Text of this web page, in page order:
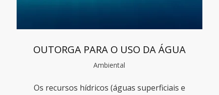
OUTORGA PARA O USO DA ÁGUA
Ambiental
Os recursos hídricos (águas superficiais e